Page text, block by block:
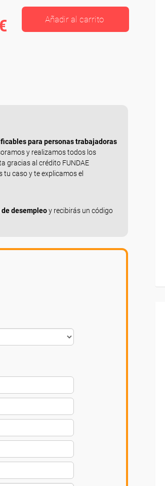
Añadir al carrito
para personas trabajadoras
y realizamos todos los
gracias al crédito FUNDAE
caso y te explicamos el
desempleoy recibirás un código